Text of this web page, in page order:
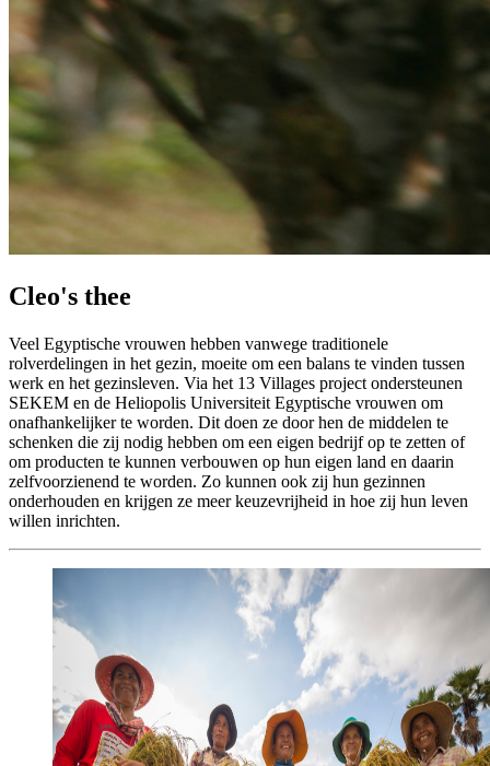
Cleo's thee
Veel Egyptische vrouwen hebben vanwege traditionele
rolverdelingen in het gezin, moeite om een balans te vinden tussen
werk en het gezinsleven. Via het 13 Villages project ondersteunen
SEKEM en de Heliopolis Universiteit Egyptische vrouwen om
onafhankelijker te worden. Dit doen ze door hen de middelen te
schenken die zij nodig hebben om een eigen bedrijf op te zetten of
om producten te kunnen verbouwen op hun eigen land en daarin
zelfvoorzienend te worden. Zo kunnen ook zij hun gezinnen
onderhouden en krijgen ze meer keuzevrijheid in hoe zij hun leven
willen inrichten.